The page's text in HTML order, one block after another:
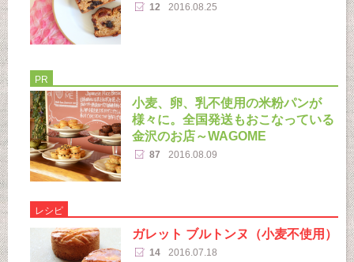
12 2016.08.25
PR
小麦、卵、乳不使用の米粉パンが
様々に。全国発送もおこなっている
金沢のお店～WAGOME
87 2016.08.09
レシピ
ガレット ブルトンヌ（小麦不使用）
14 2016.07.18